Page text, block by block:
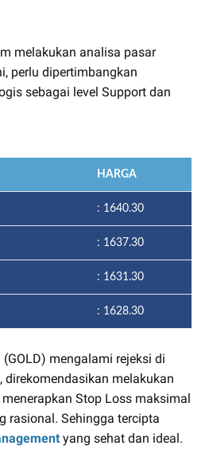
melakukan analisa pasar
perlu dipertimbangkan
sebagai level Support dan
HARGA
: 1640.30
: 1637.30
: 1631.30
: 1628.30
mengalami rejeksi di
direkomendasikan melakukan
Stop Loss maksimal
rasional. Sehingga tercipta
yang sehat dan ideal.